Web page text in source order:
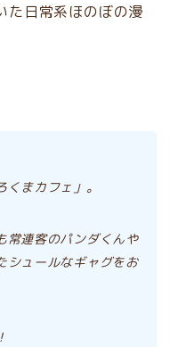
た日常系ほのぼの漫
まカフェ」。
常連客のパンダくんや
シュールなギャグをお